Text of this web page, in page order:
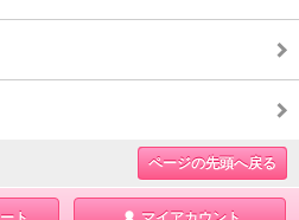
ページの先頭へ戻る